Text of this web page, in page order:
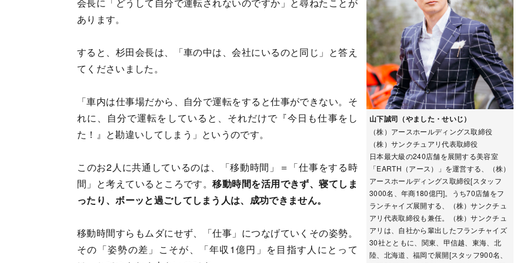
山下誠司（やました・せいじ）
（株）アースホールディングス取締役
（株）サンクチュアリ代表取締役
日本最大級の240店舗を展開する美容室
「EARTH（アース）」を運営する、（株）
アースホールディングス取締役[スタッフ
3000名、年商180億円]。うち70店舗をフ
ランチャイズ展開する、（株）サンクチュ
アリ代表取締役も兼任。（株）サンクチュ
アリは、自社から輩出したフランチャイズ
30社とともに、関東、甲信越、東海、北
陸、北海道、福岡で展開[スタッフ900名、
あります。
すると、杉田会長は、「車の中は、会社にいるのと同じ」と答え
てくださいました。
「車内は仕事場だから、自分で運転をすると仕事ができない。そ
れに、自分で運転をしていると、それだけで『今日も仕事をし
た！』と勘違いしてしまう」というのです。
このお2人に共通しているのは、「移動時間」＝「仕事をする時
間」と考えているところです。移動時間を活用できず、寝てしま
ったり、ボーッと過ごしてしまう人は、成功できません。
移動時間すらもムダにせず、「仕事」につなげていくその姿勢。
その「姿勢の差」こそが、「年収1億円」を目指す人にとって